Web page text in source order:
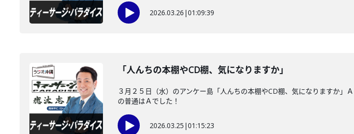
2026.03.26 |01:09:39
「人んちの本棚やCD棚、気になりますか」
３月２５日（水）のアンケー島「人んちの本棚やCD棚、気になりますか
の普通はＡでした！
2026.03.25 |01:15:23